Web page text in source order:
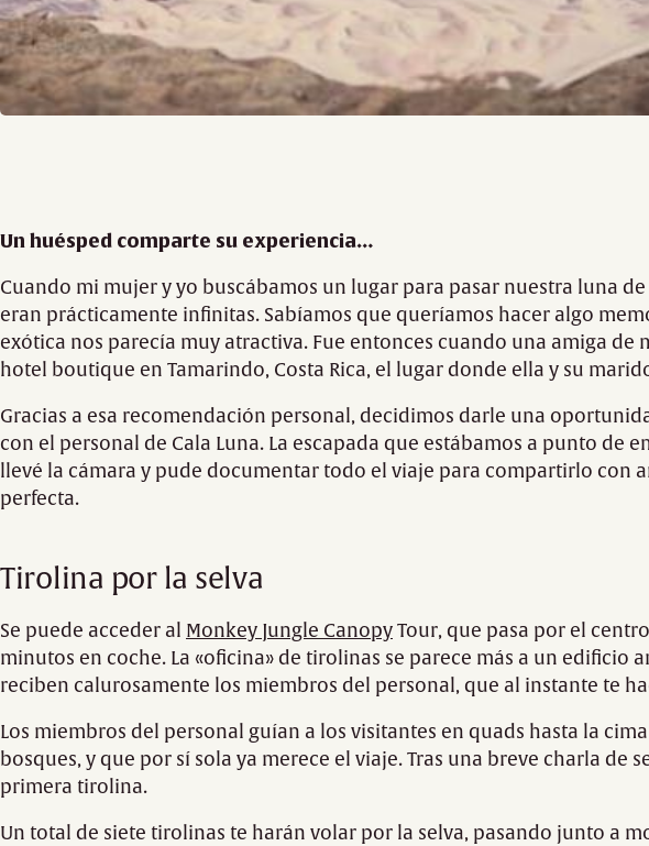
Un huésped comparte su experiencia…
Cuando mi mujer y yo buscábamos un lugar para pasar nuestra luna
eran prácticamente infinitas. Sabíamos que queríamos hacer algo
exótica nos parecía muy atractiva. Fue entonces cuando una amiga
hotel boutique en Tamarindo, Costa Rica, el lugar donde ella y su
Gracias a esa recomendación personal, decidimos darle una
con el personal de Cala Luna. La escapada que estábamos a punto
llevé la cámara y pude documentar todo el viaje para compartirlo con
perfecta.
Tirolina por la selva
Se puede acceder al Monkey Jungle Canopy Tour, que pasa por el
minutos en coche. La «oficina» de tirolinas se parece más a un
reciben calurosamente los miembros del personal, que al instante te
Los miembros del personal guían a los visitantes en quads hasta la
bosques, y que por sí sola ya merece el viaje. Tras una breve charla de
primera tirolina.
Un total de siete tirolinas te harán volar por la selva, pasando junto a